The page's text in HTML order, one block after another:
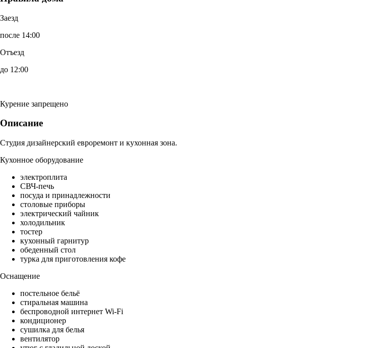
Заезд
после 14:00
Отъезд
до 12:00
Курение запрещено
Описание
Студия дизайнерский евроремонт и кухонная зона.
Кухонное оборудование
электроплита
СВЧ-печь
посуда и принадлежности
столовые приборы
электрический чайник
холодильник
тостер
кухонный гарнитур
обеденный стол
турка для приготовления кофе
Оснащение
постельное бельё
стиральная машина
беспроводной интернет Wi-Fi
кондиционер
сушилка для белья
вентилятор